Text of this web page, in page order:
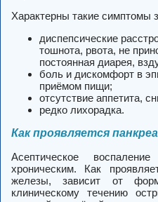
Характерны такие симптомы
диспепсические
тошнота, рвота, не
постоянная диарея,
боль и дискомфорт в
приёмом пищи;
отсутствие аппетита,
редко лихорадка.
Как проявляется
Асептическое
хроническим. Как
железы, зависит от
клиническому течению